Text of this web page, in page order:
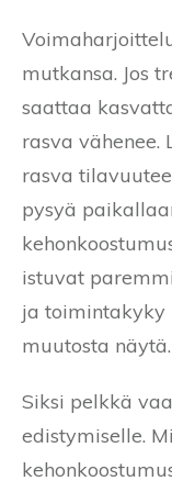
mutkansa. Jos
saattaa
rasva vähenee.
rasva
pysyä
istuvat
ja toimintakyky
muutosta näytä.
Siksi pelkkä
edistymiselle.